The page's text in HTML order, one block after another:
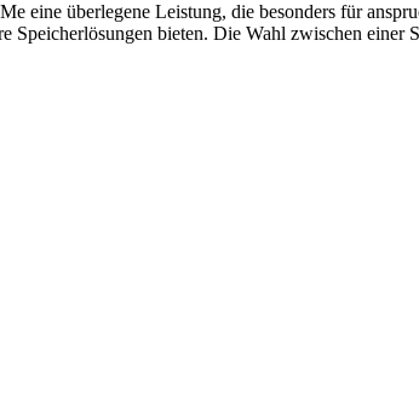
eine überlegene Leistung, die besonders für
bieten. Die Wahl zwischen